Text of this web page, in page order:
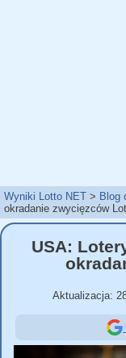
Wyniki Lotto NET Blog
okradanie zwycięzców
USA:
Aktualizacja: